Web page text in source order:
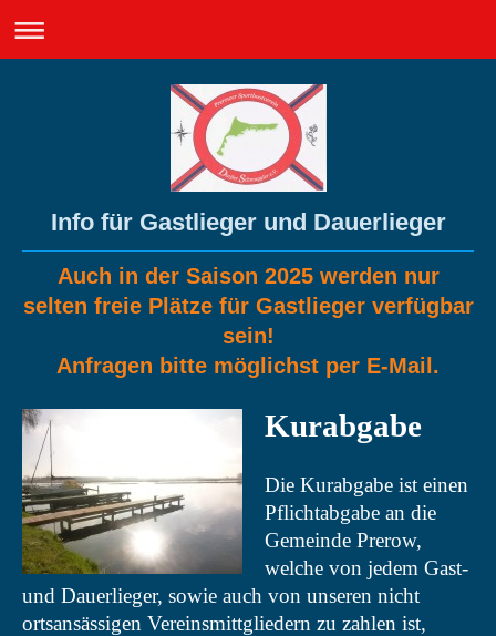
Info für Gastlieger und Dauerlieger
Auch in der Saison 2025 werden nur
selten freie Plätze für Gastlieger verfügbar
sein!
Anfragen bitte möglichst per E-Mail.
Kurabgabe
Die Kurabgabe ist einen
Pflichtabgabe an die
Gemeinde Prerow,
welche von jedem Gast-
und Dauerlieger, sowie auch von unseren nicht
ortsansässigen Vereinsmittgliedern zu zahlen ist,